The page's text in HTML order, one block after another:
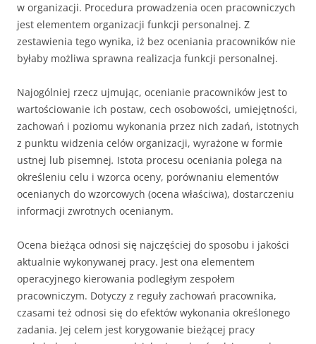
w organi­zacji. Procedura prowadzenia ocen pracowniczych
jest elementem organizacji funkcji personalnej. Z
zestawienia tego wynika, iż bez oceniania pracowników nie
byłaby możliwa sprawna realizacja funkcji personal­nej.
Najogólniej rzecz ujmując, ocenianie pracowników jest to
wartościowanie ich postaw, cech osobowości, umiejętności,
zachowań i poziomu wykonania przez nich zadań, istotnych
z punktu widzenia celów organizacji, wyrażone w formie
ustnej lub pisemnej. Istota procesu oceniania polega na
określeniu celu i wzorca oceny, porównaniu elementów
ocenianych do wzorcowych (ocena właściwa), dostarczeniu
informacji zwrotnych ocenianym.
Ocena bieżąca odnosi się najczęściej do sposobu i jakości
aktualnie wykony­wanej pracy. Jest ona elementem
operacyjnego kierowania podległym zespołem
pracowniczym. Dotyczy z reguły zachowań pracownika,
czasami też odnosi się do efektów wykonania określonego
zadania. Jej celem jest korygowanie bieżącej pracy